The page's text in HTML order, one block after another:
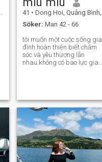
41 • Dong Hoi, Quảng Bình, Vietnam
Söker: Man 42 - 66
tôi muốn một cuộc sống gia
đình hoàn thiện biết chăm
sóc và yêu thương lẫn
nhau.không có bao lực gia